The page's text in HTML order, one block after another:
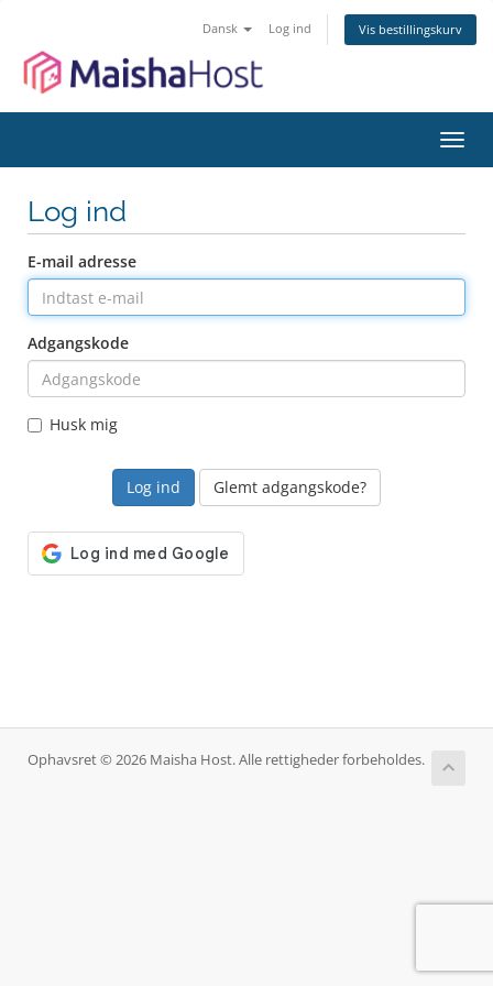
Dansk Log ind Vis bestillingskurv
Skift
Log ind
E-mail adresse
Adgangskode
Husk mig
Glemt adgangskode?
Ophavsret © 2026 Maisha Host. Alle rettigheder forbeholdes.